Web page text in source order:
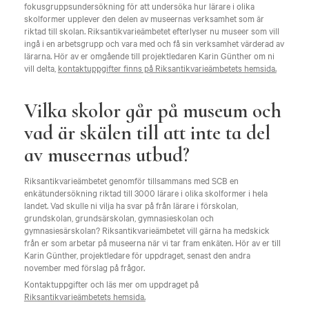
fokusgruppsundersökning för att undersöka hur lärare i olika
skolformer upplever den delen av museernas verksamhet som är
riktad till skolan. Riksantikvarieämbetet efterlyser nu museer som vill
ingå i en arbetsgrupp och vara med och få sin verksamhet värderad av
lärarna. Hör av er omgående till projektledaren Karin Günther om ni
vill delta, kontaktuppgifter finns på Riksantikvarieämbetets hemsida.
Vilka skolor går på museum och
vad är skälen till att inte ta del
av museernas utbud?
Riksantikvarieämbetet genomför tillsammans med SCB en
enkätundersökning riktad till 3000 lärare i olika skolformer i hela
landet. Vad skulle ni vilja ha svar på från lärare i förskolan,
grundskolan, grundsärskolan, gymnasieskolan och
gymnasiesärskolan? Riksantikvarieämbetet vill gärna ha medskick
från er som arbetar på museerna när vi tar fram enkäten. Hör av er till
Karin Günther, projektledare för uppdraget, senast den andra
november med förslag på frågor.
Kontaktuppgifter och läs mer om uppdraget på
Riksantikvarieämbetets hemsida.